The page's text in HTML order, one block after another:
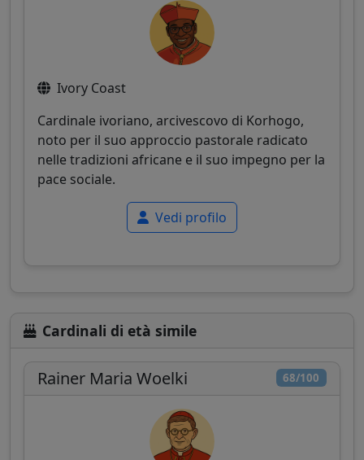
Ivory Coast
Cardinale ivoriano, arcivescovo di Korhogo,
noto per il suo approccio pastorale radicato
nelle tradizioni africane e il suo impegno per la
pace sociale.
Vedi profilo
Cardinali di età simile
68/100
Rainer Maria Woelki